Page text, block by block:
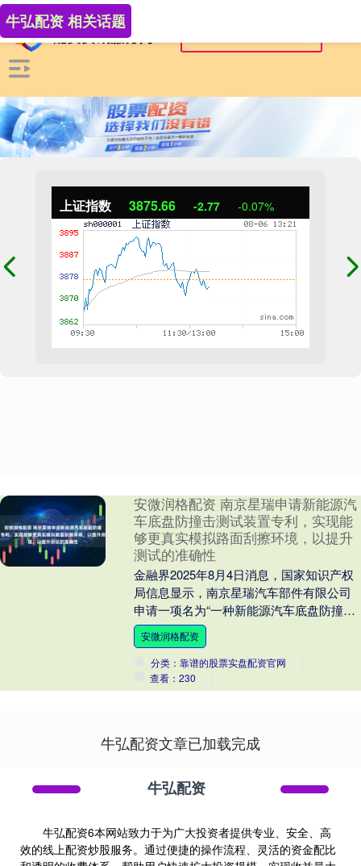
上证指数 3875.66 -2.77 -0.07%
牛弘配资 相关话题
安微润格配资 南京星瑞申请新能源汽
车底盘防撞击测试装置专利，实现能
够更真实模拟路面刮擦环境，以提升
测试的准确性
金融界2025年8月4日消息，国家知识产权
局信息显示，南京星瑞汽车部件有限公司
申请一项名为“一种新能源汽车底盘防撞击
测试装置”的专利，公开号CN12040418....
安微润格配资
分类：靠谱的股票实盘配资官网
查看：230
牛弘配资文章已加载完成
牛弘配资
牛弘配资6本网站致力于为广大投资者提供专业、安全、高
效的线上配资炒股服务。通过便捷的操作流程、灵活的资金配比